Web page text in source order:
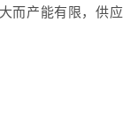
而产能有限，供应